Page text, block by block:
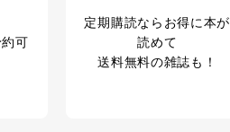
可
定期購読なら お得に本が
読めて
送料無料の雑誌も！